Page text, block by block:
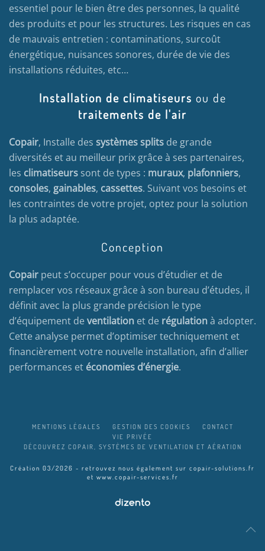
essentiel pour le bien être des personnes, la qualité
des produits et pour les structures. Les risques en cas
de mauvais entretien : contaminations, surcoût
énergétique, nuisances sonores, durée de vie des
installations réduites, etc…
Installation de climatiseurs ou de
traitements de l'air
Copair, Installe des systèmes splits de grande
diversités et au meilleur prix grâce à ses partenaires,
les climatiseurs sont de types : muraux, plafonniers,
consoles, gainables, cassettes. Suivant vos besoins et
les contraintes de votre projet, optez pour la solution
la plus adaptée.
Conception
Copair peut s’occuper pour vous d’étudier et de
remplacer vos réseaux grâce à son bureau d’études, il
définit avec la plus grande précision le type
d’équipement deventilation et de régulationà adopter.
Cette analyse permet d’optimiser techniquement et
financièrement votre nouvelle installation, afin d’allier
performances et économies d’énergie.
MENTIONS LÉGALES GESTION DES COOKIES
CONTACT
VIE PRIVÉE
DÉCOUVREZ COPAIR, SYSTÈMES DE VENTILATION ET AÉRATION
Création 03/2026 - retrouvez nous également sur copair-solutions.fr
et www.copair-services.fr